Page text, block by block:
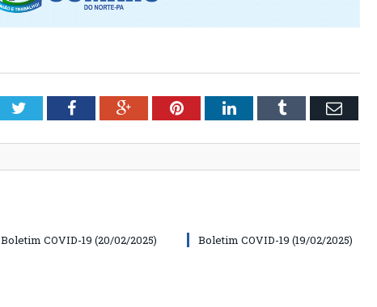
TwitterFacebookGoogle+PinterestLinkedInTumblr Email
Boletim COVID-19 (20/02/2025) Boletim COVID-19 (19/02/2025)